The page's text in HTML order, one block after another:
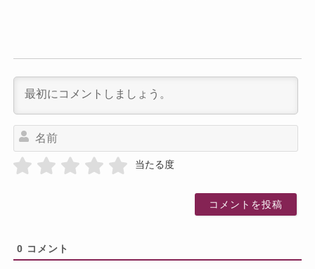
当たる度
0 コメント